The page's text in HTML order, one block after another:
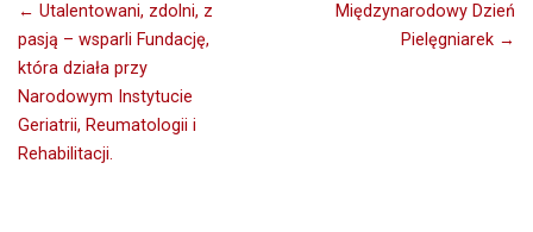
Nawigacja
wpisu
← Utalentowani, zdolni, z
pasją – wsparli Fundację,
która działa przy
Narodowym Instytucie
Geriatrii, Reumatologii i
Rehabilitacji.
Międzynarodowy Dzień
Pielęgniarek →